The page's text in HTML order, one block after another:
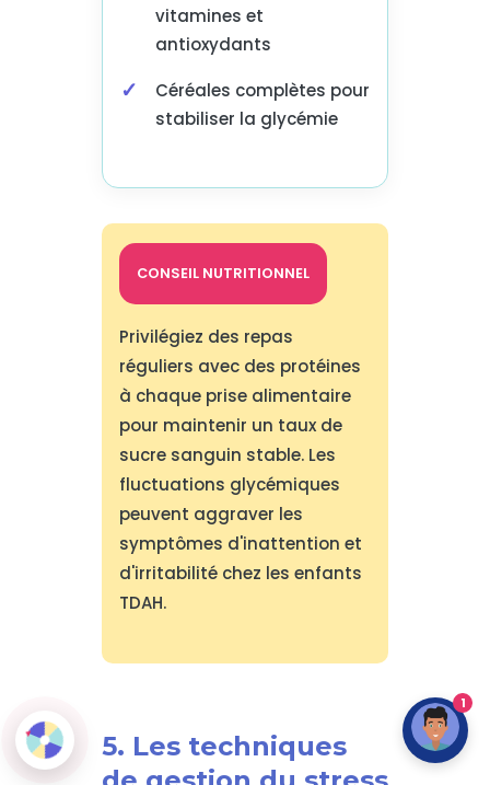
vitamines et
antioxydants
Céréales complètes pour
stabiliser la glycémie
CONSEIL NUTRITIONNEL
Privilégiez des repas
réguliers avec des protéines
à chaque prise alimentaire
pour maintenir un taux de
sucre sanguin stable. Les
fluctuations glycémiques
peuvent aggraver les
symptômes d'inattention et
d'irritabilité chez les enfants
TDAH.
5. Les techniques
1